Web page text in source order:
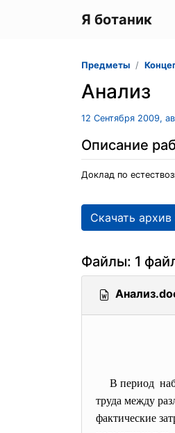
Я ботаник
Предметы
Анализ
12 Сентября 2009,
Описание
Доклад по
Скачать
Файлы: 1
В период
труда между
фактические